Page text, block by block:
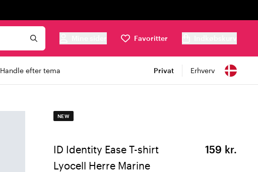
Favoritter
Handle efter tema Privat Erhverv
NEW
ID Identity Ease T-shirt
Lyocell Herre Marine
159 kr.